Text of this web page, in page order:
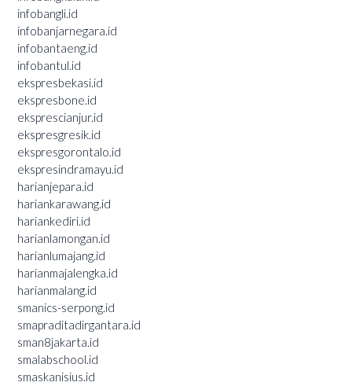
infobangli.id
infobanjarnegara.id
infobantaeng.id
infobantul.id
ekspresbekasi.id
ekspresbone.id
eksprescianjur.id
ekspresgresik.id
ekspresgorontalo.id
ekspresindramayu.id
harianjepara.id
hariankarawang.id
hariankediri.id
harianlamongan.id
harianlumajang.id
harianmajalengka.id
harianmalang.id
smanics-serpong.id
smapraditadirgantara.id
sman8jakarta.id
smalabschool.id
smaskanisius.id